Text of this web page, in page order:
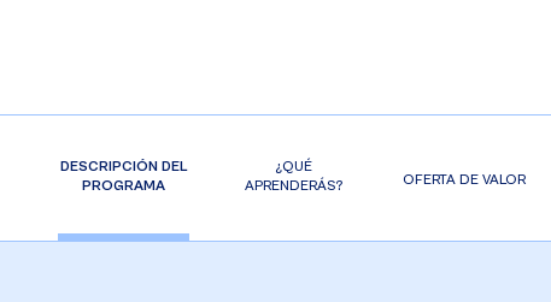
DESCRIPCIÓN DEL
PROGRAMA
¿QUÉ
APRENDERÁS?
OFERTA DE VALOR